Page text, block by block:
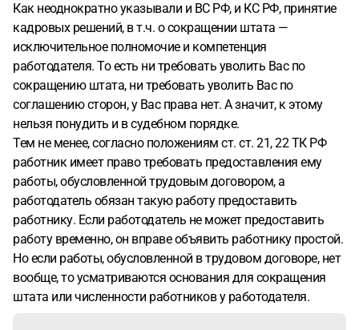
Как неоднократно указывали и ВС РФ, и КС РФ, принятие
кадровых решений, в т.ч. о сокращении штата —
исключительное полномочие и компетенция
работодателя. То есть ни требовать уволить Вас по
сокращению штата, ни требовать уволить Вас по
соглашению сторон, у Вас права нет. А значит, к этому
нельзя понудить и в судебном порядке.
Тем не менее, согласно положениям ст. ст. 21, 22 ТК РФ
работник имеет право требовать предоставления ему
работы, обусловленной трудовым договором, а
работодатель обязан такую работу предоставить
работнику. Если работодатель не может предоставить
работу временно, он вправе объявить работнику простой.
Но если работы, обусловленной в трудовом договоре, нет
вообще, то усматриваются основания для сокращения
штата или численности работников у работодателя.